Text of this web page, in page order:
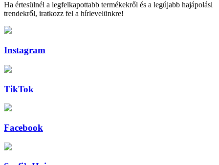
Ha értesülnél a legfelkapottabb termékekről és a legújabb hajápolási
trendekről, iratkozz fel a hírlevelünkre!
Instagram
TikTok
Facebook